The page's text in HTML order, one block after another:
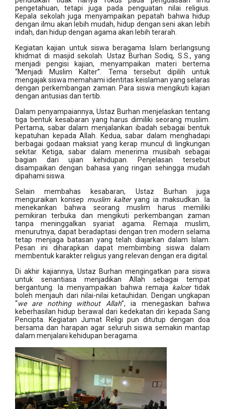
pengetahuan, tetapi juga pada penguatan nilai religius.
Kepala sekolah juga menyampaikan pepatah bahwa hidup
dengan ilmu akan lebih mudah, hidup dengan seni akan lebih
indah, dan hidup dengan agama akan lebih terarah.
Kegiatan kajian untuk siswa beragama Islam berlangsung
khidmat di masjid sekolah. Ustaz Burhan Sodiq, S.S., yang
menjadi pengisi kajian, menyampaikan materi bertema
“Menjadi Muslim Kalter”. Tema tersebut dipilih untuk
mengajak siswa memahami identitas keislaman yang selaras
dengan perkembangan zaman. Para siswa mengikuti kajian
dengan antusias dan tertib.
Dalam penyampaiannya, Ustaz Burhan menjelaskan tentang
tiga bentuk kesabaran yang harus dimiliki seorang muslim.
Pertama, sabar dalam menjalankan ibadah sebagai bentuk
kepatuhan kepada Allah. Kedua, sabar dalam menghadapi
berbagai godaan maksiat yang kerap muncul di lingkungan
sekitar. Ketiga, sabar dalam menerima musibah sebagai
bagian dari ujian kehidupan. Penjelasan tersebut
disampaikan dengan bahasa yang ringan sehingga mudah
dipahami siswa.
Selain membahas kesabaran, Ustaz Burhan juga
menguraikan konsep muslim kalteryang ia maksudkan. Ia
menekankan bahwa seorang muslim harus memiliki
pemikiran terbuka dan mengikuti perkembangan zaman
tanpa meninggalkan syariat agama. Remaja muslim,
menurutnya, dapat beradaptasi dengan tren modern selama
tetap menjaga batasan yang telah diajarkan dalam Islam.
Pesan ini diharapkan dapat membimbing siswa dalam
membentuk karakter religius yang relevan dengan era digital.
Di akhir kajiannya, Ustaz Burhan mengingatkan para siswa
untuk senantiasa menjadikan Allah sebagai tempat
bergantung. Ia menyampaikan bahwa remaja kalcertidak
boleh menjauh dari nilai-nilai ketauhidan. Dengan ungkapan
“we are nothing without Allah”, ia menegaskan bahwa
keberhasilan hidup berawal dari kedekatan diri kepada Sang
Pencipta. Kegiatan Jumat Religi pun ditutup dengan doa
bersama dan harapan agar seluruh siswa semakin mantap
dalam menjalani kehidupan beragama.